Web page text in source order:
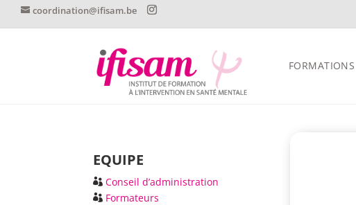
coordination@ifisam.be
FORMATIONS
EQUIPE
Conseil d’administration
Formateurs